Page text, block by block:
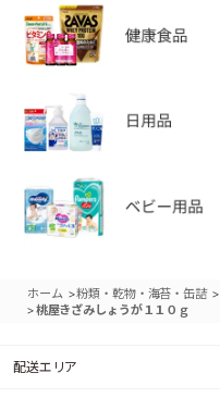
ホーム >粉類・乾物・海苔・缶詰 >
>桃屋きざみしょうが１１０ｇ
配送エリア